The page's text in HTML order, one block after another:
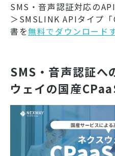
SMS・音声認証対応の
＞SMSLINK APIタイプ
書を無料でダウンロード
SMS・音声認証へ
ウェイの国産